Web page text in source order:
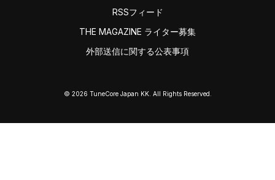
RSSフィード
THE MAGAZINE ライター募集
外部送信に関する公表事項
© 2026 TuneCore Japan KK. All Rights Reserved.